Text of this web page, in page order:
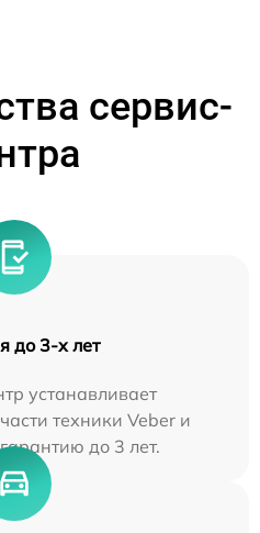
сервис-
до 3-х лет
устанавливает
техники Veber и
до 3 лет.